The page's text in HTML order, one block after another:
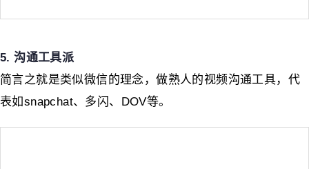
5. 沟通工具派
简言之就是类似微信的理念，做熟人的视频沟通工具，代
表如snapchat、多闪、DOV等。